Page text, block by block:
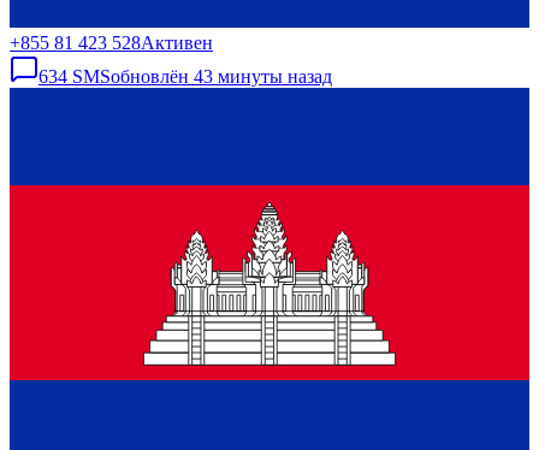
+855 81 423 528Активен
634 SMSобновлён 43 минуты назад